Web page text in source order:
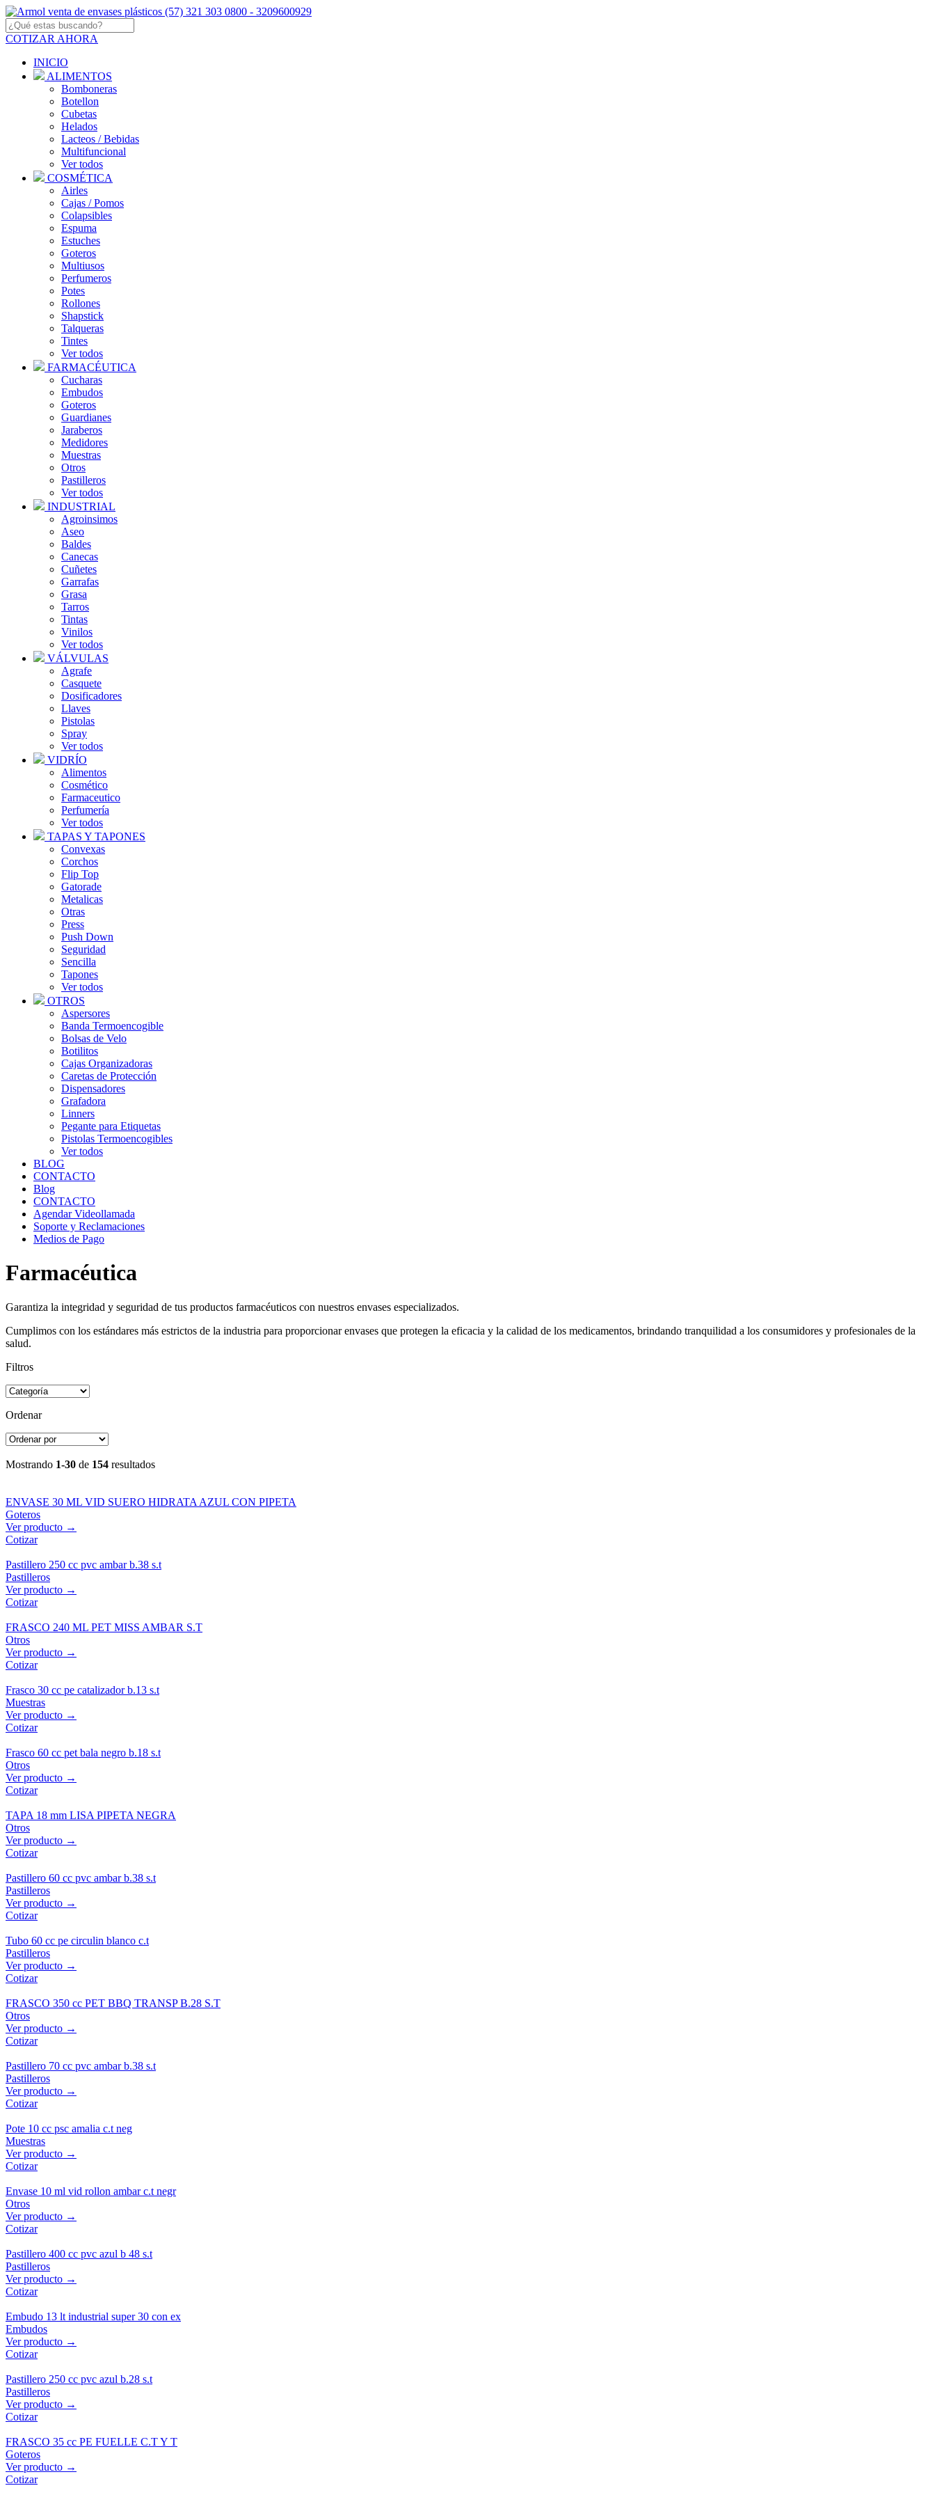
COTIZAR AHORA
INICIO
ALIMENTOS
Bomboneras
Botellon
Cubetas
Helados
Lacteos / Bebidas
Multifuncional
Ver todos
COSMÉTICA
Airles
Cajas / Pomos
Colapsibles
Espuma
Estuches
Goteros
Multiusos
Perfumeros
Potes
Rollones
Shapstick
Talqueras
Tintes
Ver todos
FARMACÉUTICA
Cucharas
Embudos
Goteros
Guardianes
Jaraberos
Medidores
Muestras
Otros
Pastilleros
Ver todos
INDUSTRIAL
Agroinsimos
Aseo
Baldes
Canecas
Cuñetes
Garrafas
Grasa
Tarros
Tintas
Vinilos
Ver todos
VÁLVULAS
Agrafe
Casquete
Dosificadores
Llaves
Pistolas
Spray
Ver todos
VIDRÍO
Alimentos
Cosmético
Farmaceutico
Perfumería
Ver todos
TAPAS Y TAPONES
Convexas
Corchos
Flip Top
Gatorade
Metalicas
Otras
Press
Push Down
Seguridad
Sencilla
Tapones
Ver todos
OTROS
Aspersores
Banda Termoencogible
Bolsas de Velo
Botilitos
Cajas Organizadoras
Caretas de Protección
Dispensadores
Grafadora
Linners
Pegante para Etiquetas
Pistolas Termoencogibles
Ver todos
BLOG
CONTACTO
Blog
CONTACTO
Agendar Videollamada
Soporte y Reclamaciones
Medios de Pago
Farmacéutica
Garantiza la integridad y seguridad de tus productos farmacéuticos con nuestros envases especializados.
Cumplimos con los estándares más estrictos de la industria para proporcionar envases que protegen la eficacia y la calidad de los medicamentos, brindando tranquilidad a los consumidores y profesionales de la
salud.
Filtros
Ordenar
Mostrando 1-30 de 154 resultados
ENVASE 30 ML VID SUERO HIDRATA AZUL CON PIPETA
Goteros
Ver producto →
Cotizar
Pastillero 250 cc pvc ambar b.38 s.t
Pastilleros
Ver producto →
Cotizar
FRASCO 240 ML PET MISS AMBAR S.T
Otros
Ver producto →
Cotizar
Frasco 30 cc pe catalizador b.13 s.t
Muestras
Ver producto →
Cotizar
Frasco 60 cc pet bala negro b.18 s.t
Otros
Ver producto →
Cotizar
TAPA 18 mm LISA PIPETA NEGRA
Otros
Ver producto →
Cotizar
Pastillero 60 cc pvc ambar b.38 s.t
Pastilleros
Ver producto →
Cotizar
Tubo 60 cc pe circulin blanco c.t
Pastilleros
Ver producto →
Cotizar
FRASCO 350 cc PET BBQ TRANSP B.28 S.T
Otros
Ver producto →
Cotizar
Pastillero 70 cc pvc ambar b.38 s.t
Pastilleros
Ver producto →
Cotizar
Pote 10 cc psc amalia c.t neg
Muestras
Ver producto →
Cotizar
Envase 10 ml vid rollon ambar c.t negr
Otros
Ver producto →
Cotizar
Pastillero 400 cc pvc azul b 48 s.t
Pastilleros
Ver producto →
Cotizar
Embudo 13 lt industrial super 30 con ex
Embudos
Ver producto →
Cotizar
Pastillero 250 cc pvc azul b.28 s.t
Pastilleros
Ver producto →
Cotizar
FRASCO 35 cc PE FUELLE C.T Y T
Goteros
Ver producto →
Cotizar